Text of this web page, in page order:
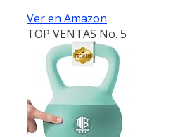
Ver en Amazon
TOP VENTAS No. 5